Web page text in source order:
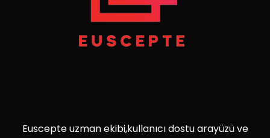
Euscepte uzman ekibi,kullanıcı dostu arayüzü ve